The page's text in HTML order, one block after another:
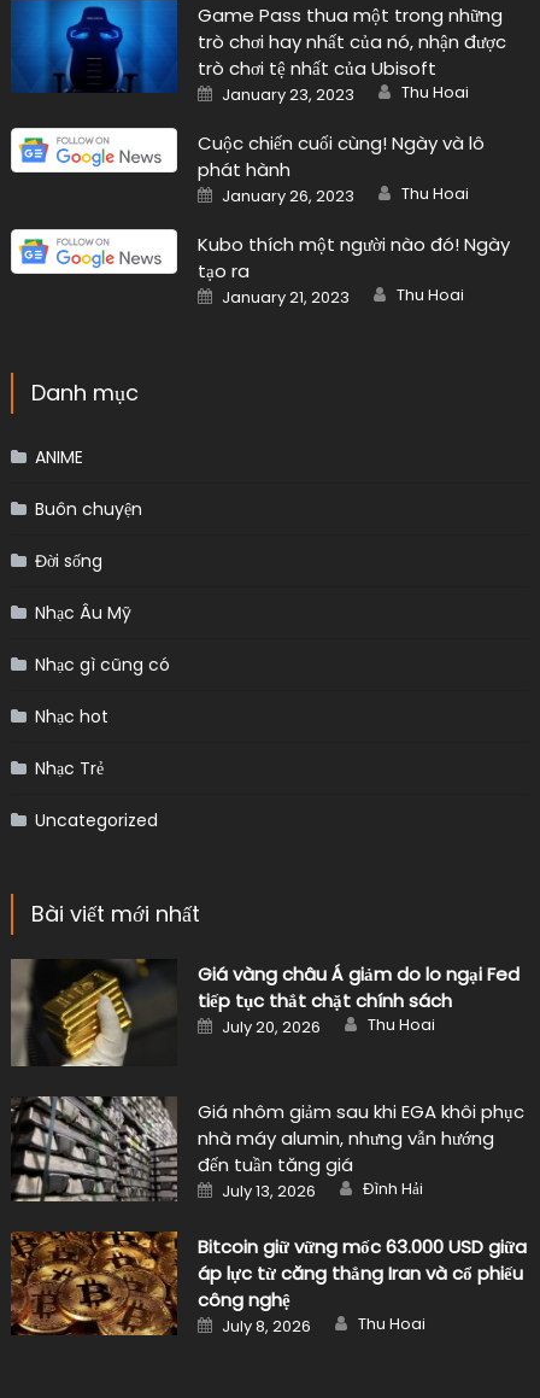
Game Pass thua một trong những
trò chơi hay nhất của nó, nhận được
trò chơi tệ nhất của Ubisoft
Posted
on
January 23, 2023 Author
Thu Hoai
Cuộc chiến cuối cùng! Ngày và lô
phát hành
Posted
on
January 26, 2023 Author
Thu Hoai
Kubo thích một người nào đó! Ngày
tạo ra
Posted
on
January 21, 2023 Author
Thu Hoai
Danh mục
ANIME
Buôn chuyện
Đời sống
Nhạc Âu Mỹ
Nhạc gì cũng có
Nhạc hot
Nhạc Trẻ
Uncategorized
Bài viết mới nhất
Giá vàng châu Á giảm do lo ngại Fed
tiếp tục thắt chặt chính sách
Posted
on
July 20, 2026 Author
Thu Hoai
Giá nhôm giảm sau khi EGA khôi phục
nhà máy alumin, nhưng vẫn hướng
đến tuần tăng giá
Posted
on
July 13, 2026 Author
Đình Hải
Bitcoin giữ vững mốc 63.000 USD giữa
áp lực từ căng thẳng Iran và cổ phiếu
công nghệ
Posted
on
July 8, 2026 Author
Thu Hoai